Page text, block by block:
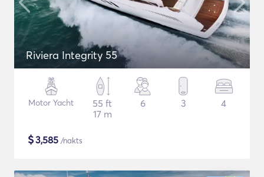
Riviera Integrity 55
Motor Yacht
55 ft
17 m
6 3 4
$3,585 /nakts